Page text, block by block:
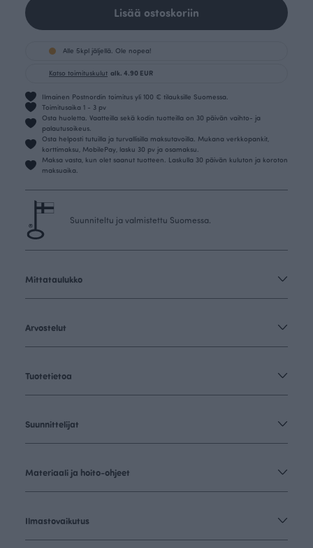
Lisää ostoskoriin
Alle 5kpl jäljellä. Ole nopea!
Katso toimituskulut alk. 4.90 EUR
Ilmainen Postnordin toimitus yli 100 € tilauksille Suomessa.
Toimitusaika 1 - 3 pv
Osta huoletta. Vaatteilla sekä kodin tuotteilla on 30 päivän vaihto- ja
palautusoikeus.
Osta helposti tutuilla ja turvallisilla maksutavoilla. Mukana verkkopankit,
korttimaksu, MobilePay, lasku 30 pv ja osamaksu.
Maksa vasta, kun olet saanut tuotteen. Laskulla 30 päivän kuluton ja koroton
maksuaika.
Suunniteltu ja valmistettu Suomessa.
Mittataulukko
Arvostelut
Tuotetietoa
Suunnittelijat
Materiaali ja hoito-ohjeet
Ilmastovaikutus